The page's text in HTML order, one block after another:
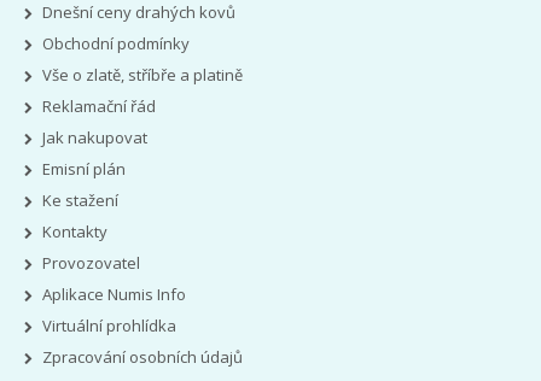
Dnešní ceny drahých kovů
Obchodní podmínky
Vše o zlatě, stříbře a platině
Reklamační řád
Jak nakupovat
Emisní plán
Ke stažení
Kontakty
Provozovatel
Aplikace Numis Info
Virtuální prohlídka
Zpracování osobních údajů